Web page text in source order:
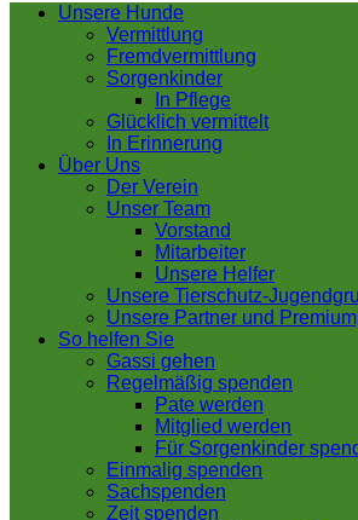
Unsere Hunde
Vermittlung
Fremdvermittlung
Sorgenkinder
In Pflege
Glücklich vermittelt
In Erinnerung
Über Uns
Der Verein
Unser Team
Vorstand
Mitarbeiter
Unsere Helfer
Unsere Tierschutz-
Unsere Partner und
So helfen Sie
Gassi gehen
Regelmäßig spenden
Pate werden
Mitglied werden
Für Sorgenkinder
Einmalig spenden
Sachspenden
Zeit spenden